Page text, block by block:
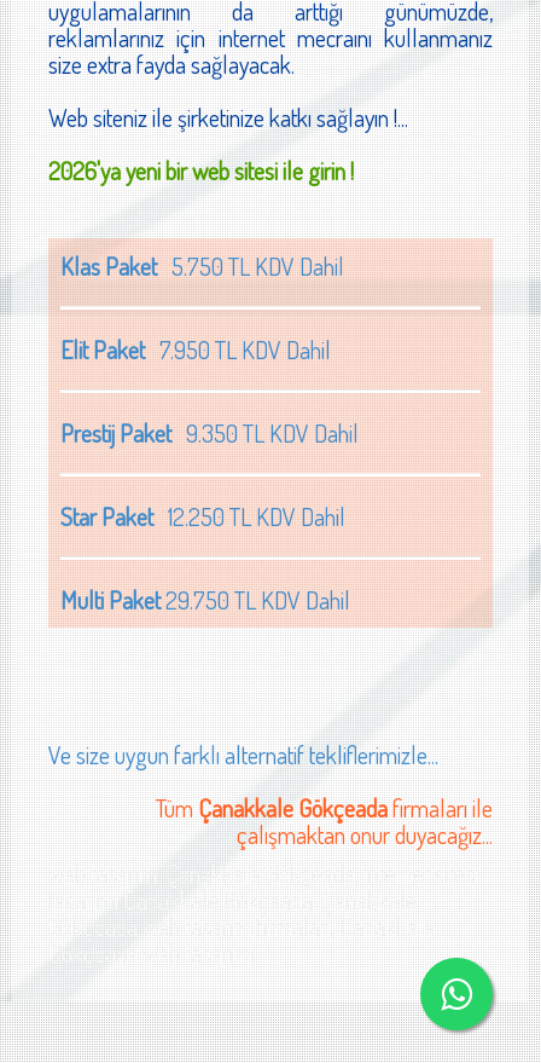
uygulamalarının da arttığı günümüzde,
reklamlarınız için internet mecraını kullanmanız
size extra fayda sağlayacak.
Web siteniz ile şirketinize katkı sağlayın !...
2026'ya yeni bir web sitesi ile girin !
Klas Paket5.750 TL KDV Dahil
Elit Paket7.950 TL KDV Dahil
Prestij Paket9.350 TL KDV Dahil
Star Paket12.250 TL KDV Dahil
Multi Paket29.750 TL KDV Dahil
Ve size uygun farklı alternatif tekliflerimizle...
TümÇanakkale Gökçeadafirmaları ile
çalışmaktan onur duyacağız...
web tasarımı Çanakkale Gökçeada, internet sitesi
tasarımı Çanakkale Gökçeada, Çanakkale
Gökçeada web tasarım firmaları, Çanakkale
Gökçeada web tasarımı
web sitesi tasarımı